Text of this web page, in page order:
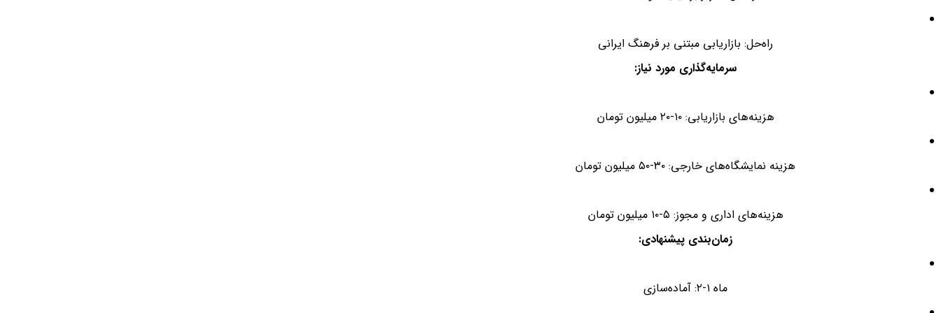
راه‌حل: بازاریابی مبتنی بر فرهنگ ایرانی
سرمایه‌گذاری مورد نیاز:
هزینه‌های بازاریابی: ۱۰-۲۰ میلیون تومان
هزینه نمایشگاه‌های خارجی: ۳۰-۵۰ میلیون تومان
هزینه‌های اداری و مجوز: ۵-۱۰ میلیون تومان
زمان‌بندی پیشنهادی:
ماه ۱-۲: آماده‌سازی